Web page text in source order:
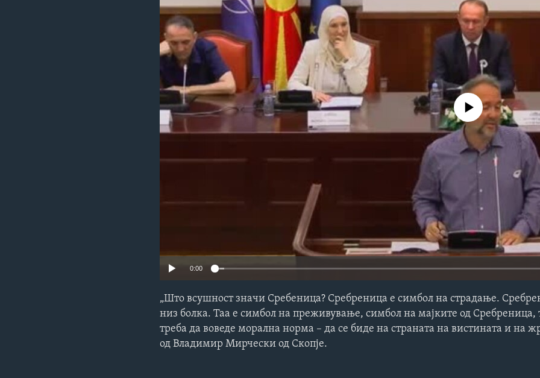
No media source currently
0:00
„Што всушност значи Сребеница? Сребреница е симбол на страдање.
низ болка. Таа е симбол на преживување, симбoл на мајките од Сребреница,
треба да воведе морална норма – да се биде на страната на вистината и на
од Владимир Мирчески од Скопје.